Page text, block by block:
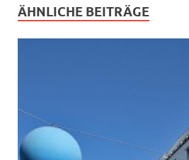
ÄHNLICHE BEITRÄGE